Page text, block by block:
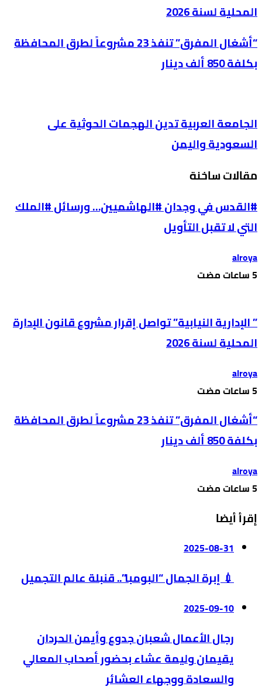
المحلية لسنة 2026
“أشغال المفرق” تنفذ 23 مشروعاً لطرق المحافظة
بكلفة 850 ألف دينار
الجامعة العربية تدين الهجمات الحوثية على
السعودية واليمن
مقالات ساخنة
#القدس في وجدان #الهاشميين… ورسائل #الملك
التي لا تقبل التأويل
alroya
” الإدارية النيابية” تواصل إقرار مشروع قانون الإدارة
المحلية لسنة 2026
alroya
“أشغال المفرق” تنفذ 23 مشروعاً لطرق المحافظة
بكلفة 850 ألف دينار
alroya
إقرأ أيضا
2025-08-31
💉 إبرة الجمال “البومبا”.. قنبلة عالم التجميل
2025-09-10
رجال الأعمال شعبان جدوع وأيمن الحردان
يقيمان وليمة عشاء بحضور أصحاب المعالي
والسعادة ووجهاء العشائر